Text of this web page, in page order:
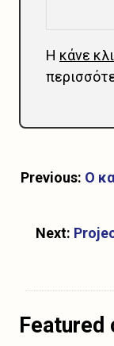
Η κάνε
Previous: Ο
Next:
Featured